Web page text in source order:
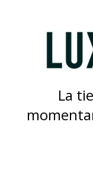
La